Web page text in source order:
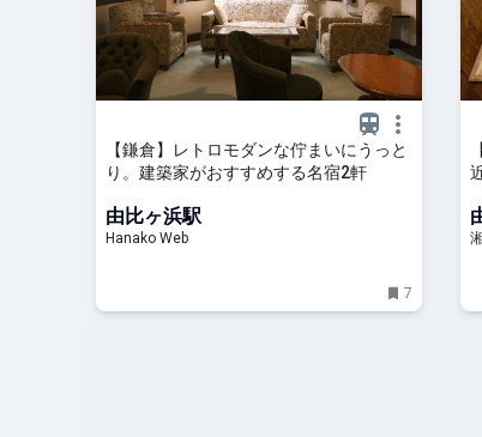
【鎌倉】レトロモダンな佇まいにうっと
り。建築家がおすすめする名宿2軒
由比ヶ浜駅
Hanako Web
7